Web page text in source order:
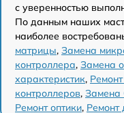
с уверенностью
По данным наших
наиболее
матрицы, Замена
контроллера, Замена
характеристик,
контроллеров, Замена
Ремонт оптики, Ремонт